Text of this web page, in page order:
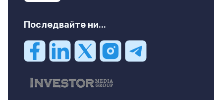
Последвайте ни...